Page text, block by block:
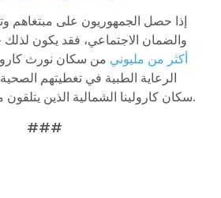
إذا حصل الجمهوريون على مبتغاهم
والضمان الاجتماعي، فقد يكون
أكثر من مليوني من سكان نورث
الرعاية الطبية في تغطيتهم
سكان كارولينا الشمالية الذين يتلقون مزايا الضمان الاجتماعي.
###